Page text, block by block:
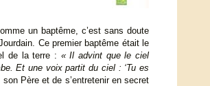
un baptême, c’est sans doute
Ce premier baptême était le
de la terre : « Il advint que le ciel
Et une voix partit du ciel : ‘Tu es
Père et de s’entretenir en secret